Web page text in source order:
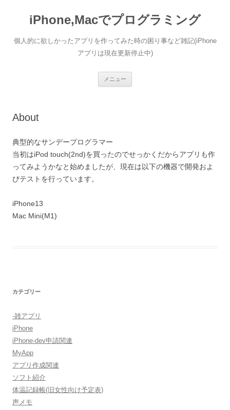
へ
ス
iPhone,Macでプログラミング
個人的に欲しかったアプリを作ってみた時の困り事など雑記(iPhone
アプリは現在更新停止中)
メニュー
About
典型的なサンデープログラマー
当初はiPod touch(2nd)を買ったのでせっかくだからアプリも作
ってみようかなと始めましたが、現在は以下の機器で開発およ
びテストを行っています。
iPhone13
Mac Mini(M1)
カテゴリー
-雑アプリ
iPhone
iPhone-dev申請関連
MyApp
アプリ作成関連
ソフト紹介
体温記録帳(旧女性向け予定表)
声メモ